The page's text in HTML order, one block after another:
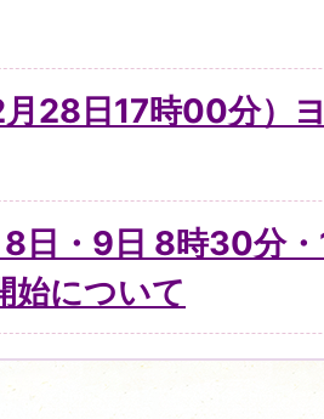
28日17時00分）
日・9日 8時30分
始について